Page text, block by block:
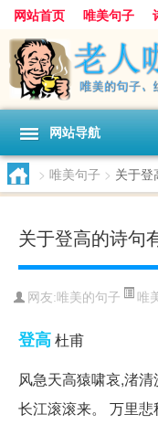
网站首页 唯美句子
人生感悟
其他美文
感人故事
句子分类
网站导航
> 唯美句子 > 关于登
关于登高的诗句
网友: 唯美的句子 唯
登高杜甫
风急天高猿啸哀,渚
长江滚滚来。 万里